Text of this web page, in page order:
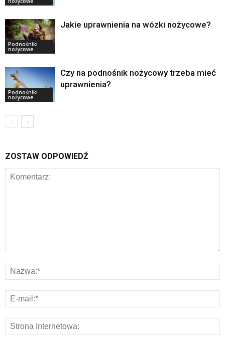
Podnośniki
nożycowe
Jakie uprawnienia na wózki nożycowe?
Podnośniki
nożycowe
Czy na podnośnik nożycowy trzeba mieć
uprawnienia?
ZOSTAW ODPOWIEDŹ